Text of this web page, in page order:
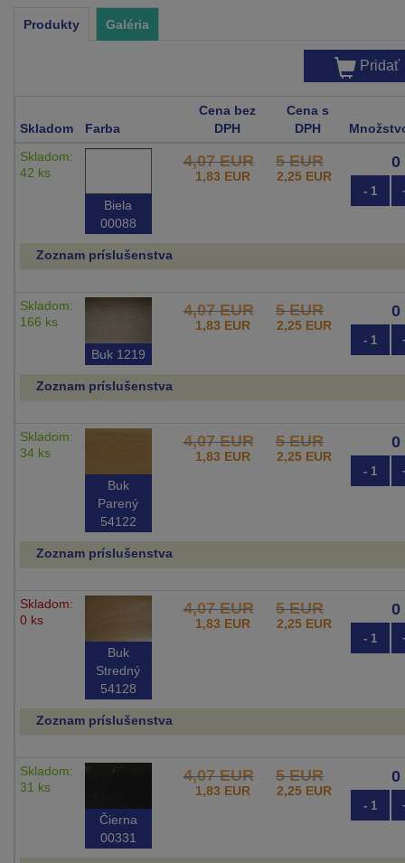
Produkty Galéria
Pridať
Skladom Farba
Cena bez
DPH
Cena s
DPH
Skladom:
42 ks
Biela
00088
4,07 EUR
1,83 EUR
5 EUR
2,25 EUR
- 1
Zoznam príslušenstva
Skladom:
166 ks
Buk 1219
4,07 EUR
1,83 EUR
5 EUR
2,25 EUR
- 1
Zoznam príslušenstva
Skladom:
34 ks
Buk
Parený
54122
4,07 EUR
1,83 EUR
5 EUR
2,25 EUR
- 1
Zoznam príslušenstva
Skladom:
0 ks
Buk
Stredný
54128
4,07 EUR
1,83 EUR
5 EUR
2,25 EUR
- 1
Zoznam príslušenstva
Skladom:
31 ks
Čierna
00331
4,07 EUR
1,83 EUR
5 EUR
2,25 EUR
- 1